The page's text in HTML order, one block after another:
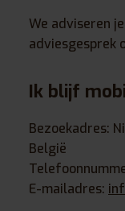
We adviseren
adviesgesprek
Ik blijf
Bezoekadres:
België
E-mailadres: